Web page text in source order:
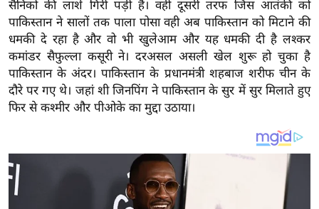
ट
खे
ल
क्रि
के
P
L
2
सैनिकों की लाशें गिरी पड़ी हैं। वहीं दूसरी तरफ जिस आतंकी को
पाकिस्तान ने सालों तक पाला पोसा वही अब पाकिस्तान को मिटाने की
धमकी दे रहा है और वो भी खुलेआम और यह धमकी दी है लश्कर
कमांडर सैफुल्ला कसूरी ने। दरअसल असली खेल शुरू हो चुका है
पाकिस्तान के अंदर। पाकिस्तान के प्रधानमंत्री शहबाज शरीफ चीन के
दौरे पर गए थे। जहां शी जिनपिंग ने पाकिस्तान के सुर में सुर मिलाते हुए
फिर से कश्मीर और पीओके का मुद्दा उठाया।